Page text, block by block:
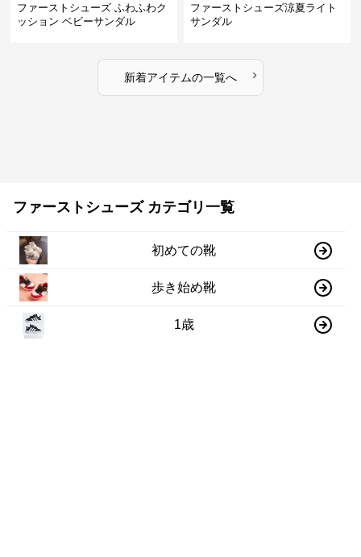
ファーストシューズ ふわふわク
ッション ベビーサンダル
ファーストシューズ涼夏ライト
サンダル
新着アイテムの一覧へ ›
ファーストシューズ カテゴリ一覧
初めての靴
歩き始め靴
1歳